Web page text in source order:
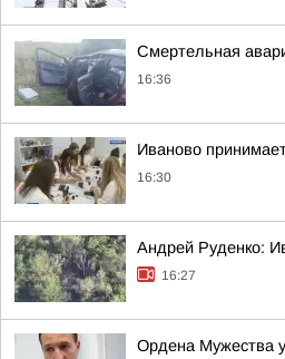
Смертельная
16:36
Иваново
16:30
Андрей Руденко:
16:27
Ордена Мужества